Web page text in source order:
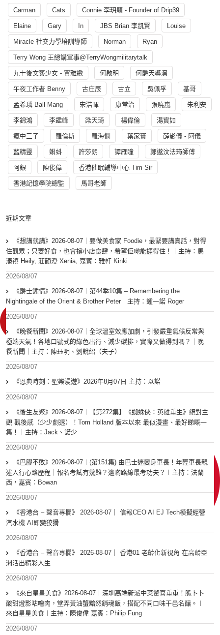
Carman Cats Connie 李玥穎 - Founder of Drip39
Elaine Gary In JBS Brian 李凱賢 Louise
Miracle 社交力學培訓導師 Norman Ryan
Terry Wong 王總講軍事@TerryWongmilitarytalk
九十後文藝少女 - 賈雅緻 何啟明 何爵天導演
午夜工作者 Benny 古庄辰 古立 吳佩孚 基哥
孟希璘 Ball Mang 宋浩暉 康常治 張曉嵐 朱利安
李錦鴻 李鑑峰 梁天琦 楊偉倫 湯寳如
瘋中三子 羅倫斯 羅海憫 葉家寶 薛影儀 - 阿儀
藍精靈 蝌蚪 許莎朗 譚雁瞳 鄭遨汶法筠師傅
阿銀 陳俊偉 香港催眠輔導中心 Tim Sir
香港記憶學院總監 馬哥老師
近期文章
《想講就講》2026-08-07｜要做美食家 Foodie，最緊要講真話，對得
住觀眾；只要好食，也會撐小店食肆，希望佢哋能捱得住！｜主持：馬
溱禧 Heily, 莊韻澄 Xenia, 嘉賓：雅軒 Kinki
2026/08/07
《爵士鍾情》2026-08-07︱第44季10集 – Remembering the
Nightingale of the Orient & Brother Peter︱主持：鍾一諾 Roger
2026/08/07
《晚餐新聞》2026-08-07｜全球溫室效應加劇，引發嚴重氣候反常與
極端天氣！各地口號式的綠色出行、減少碳排，實際又做得到嗎？｜晚
餐新聞｜主持：陳珏明、劉銳紹（夫子）
2026/08/07
《恩典時刻：聖樂漫遊》2026年8月07日 主持：以諾
2026/08/07
《後生友聚》2026-08-07︱【第272集】《蜘蛛俠：英雄重生》絕對主
觀 觀後感（少少劇透）！Tom Holland 版本以來 最似漫畫、最好睇嘅一
集！｜主持：Jack、諾少
2026/08/07
《巴膠不敗》2026-08-07︱(第151集) 由巴士迷變身車長！年輕車長親
述入行心路歷程｜報名考試有幾難？邊啲路線最考功夫？︱主持：法蘭
西，嘉賓︰Bowan
2026/08/07
《香港台 – 聲音專欄》 2026-08-07｜ 信報CEO AI EJ Tech模擬經營
汽水機 AI即變狡猾
2026/08/07
《香港台 – 聲音專欄》 2026-08-07｜ 香港01 老齡化新視角 在高齡亞
洲活出精彩人生
2026/08/07
《來自星星美食》2026-08-07︱深圳高端新派中菜驚喜重重！脆卜卜
酸甜燈影咕嚕肉，堂弄黃油蟹黯然銷魂飯，搭配不同口味干邑名釀。︱
來自星星美食︱主持：陳俊偉 嘉賓：Philip Fung
2026/08/07